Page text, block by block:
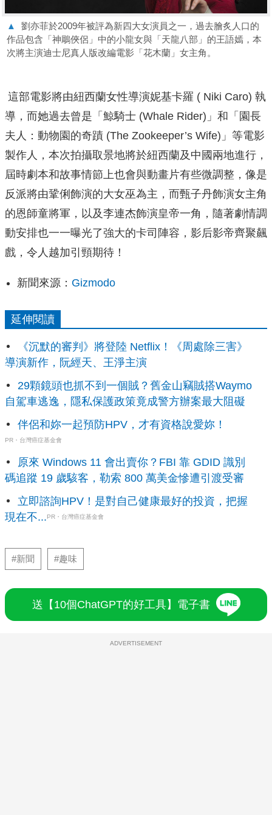
▲
劉亦菲於2009年被評為新四大女演員之一，過去膾炙人口的
作品包含「神鵰俠侶」中的小龍女與「天龍八部」的王語嫣，本
次將主演迪士尼真人版改編電影「花木蘭」女主角。
這部電影將由紐西蘭女性導演妮基卡羅 ( Niki Caro) 執
導，而她過去曾是「鯨騎士 (Whale Rider)」和「園長
夫人：動物園的奇蹟 (The Zookeeper’s Wife)」等電影
製作人，本次拍攝取景地將於紐西蘭及中國兩地進行，
屆時劇本和故事情節上也會與動畫片有些微調整，像是
反派將由鞏俐飾演的大女巫為主，而甄子丹飾演女主角
的恩師童將軍，以及李連杰飾演皇帝一角，隨著劇情調
動安排也一一曝光了強大的卡司陣容，影后影帝齊聚飆
戲，令人越加引頸期待！
新聞來源： Gizmodo
延伸閱讀
《沉默的審判》將登陸 Netflix！《周處除三害》
導演新作，阮經天、王淨主演
29顆鏡頭也抓不到一個賊？舊金山竊賊搭Waymo
自駕車逃逸，隱私保護政策竟成警方辦案最大阻礙
伴侶和妳一起預防HPV，才有資格說愛妳！
PR・台灣癌症基金會
原來 Windows 11 會出賣你？FBI 靠 GDID 識別
碼追蹤 19 歲駭客，勒索 800 萬美金慘遭引渡受審
立即諮詢HPV！是對自己健康最好的投資，把握
現在不...PR・台灣癌症基金會
#新聞 #趣味
送【10個ChatGPT的好工具】電子書
ADVERTISEMENT